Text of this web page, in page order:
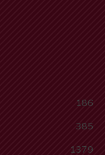
186
385
1379